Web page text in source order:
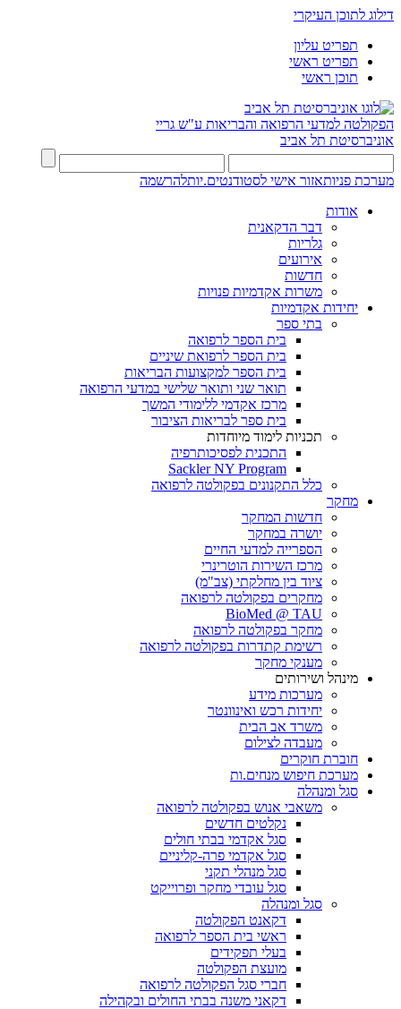
דילוג לתוכן העיקרי
תפריט עליון
תפריט ראשי
תוכן ראשי
הפקולטה למדעי הרפואה והבריאות ע"ש גריי
אוניברסיטת תל אביב
מערכת פניותאזור אישי לסטודנטים.יותלהרשמה
אודות
דבר הדקאנית
גלריות
אירועים
חדשות
משרות אקדמיות פנויות
יחידות אקדמיות
בתי ספר
בית הספר לרפואה
בית הספר לרפואת שיניים
בית הספר למקצועות הבריאות
תואר שני ותואר שלישי במדעי הרפואה
מרכז אקדמי ללימודי המשך
בית ספר לבריאות הציבור
תכניות לימוד מיוחדות
התכנית לפסיכותרפיה
Sackler NY Program
כלל התקנונים בפקולטה לרפואה
מחקר
חדשות המחקר
יושרה במחקר
הספרייה למדעי החיים
מרכז השירות הוטרינרי
ציוד בין מחלקתי (צב"מ)
מחקרים בפקולטה לרפואה
BioMed @ TAU
מחקר בפקולטה לרפואה
רשימת קתדרות בפקולטה לרפואה
מענקי מחקר
מינהל ושירותים
מערכות מידע
יחידות רכש ואינוונטר
משרד אב הבית
מעבדה לצילום
חוברת חוקרים
מערכת חיפוש מנחים.ות
סגל ומנהלה
משאבי אנוש בפקולטה לרפואה
נקלטים חדשים
סגל אקדמי בבתי חולים
סגל אקדמי פרה-קליניים
סגל מנהלי תקני
סגל עובדי מחקר ופרוייקט
סגל ומנהלה
דקאנט הפקולטה
ראשי בית הספר לרפואה
בעלי תפקידים
מועצת הפקולטה
חברי סגל הפקולטה לרפואה
דקאני משנה בבתי החולים ובקהילה